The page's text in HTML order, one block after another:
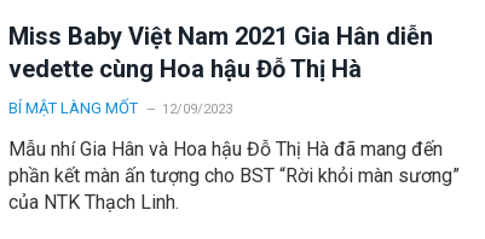
Miss Baby Việt Nam 2021 Gia Hân diễn
vedette cùng Hoa hậu Đỗ Thị Hà
BÍ MẬT LÀNG MỐT 12/09/2023
Mẫu nhí Gia Hân và Hoa hậu Đỗ Thị Hà đã mang đến
phần kết màn ấn tượng cho BST “Rời khỏi màn sương”
của NTK Thạch Linh.